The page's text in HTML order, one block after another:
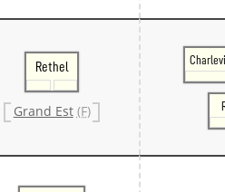
Rethel
Grand Est (F)